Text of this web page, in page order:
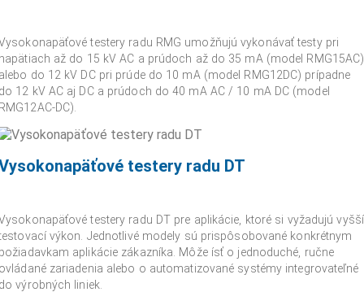
testery radu RMG umožňujú vykonávať testy pri
až do 15 kV AC a prúdoch až do 35 mA (model RMG15AC)
do 12 kV DC pri prúde do 10 mA (model RMG12DC) prípadne
12 kV AC aj DC a prúdoch do 40 mA AC / 10 mA DC (model
DC).
testery radu DT
testery radu DT pre aplikácie, ktoré si vyžadujú vyšší
výkon. Jednotlivé modely sú prispôsobované konkrétnym
aplikácie zákazníka. Môže ísť o jednoduché, ručne
zariadenia alebo o automatizované systémy integrovateľné
výrobných liniek.